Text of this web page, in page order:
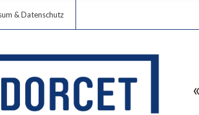
& Datenschutz